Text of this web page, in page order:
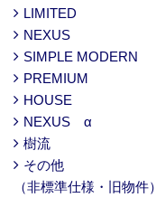
LIMITED
NEXUS
SIMPLE MODERN
PREMIUM
HOUSE
NEXUS α
樹流
その他
（非標準仕様・旧物件）